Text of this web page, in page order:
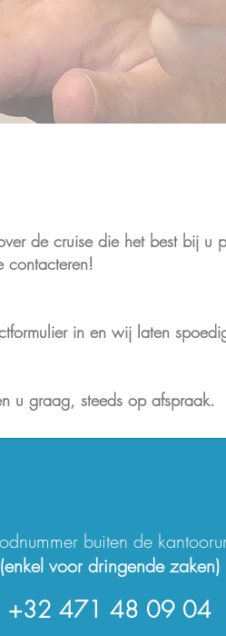
de cruise die het best bij u
contacteren!
in en wij laten
u graag, steeds op afspraak.
buiten de
(enkel voor dringende zaken)
+32 471 48 09 04